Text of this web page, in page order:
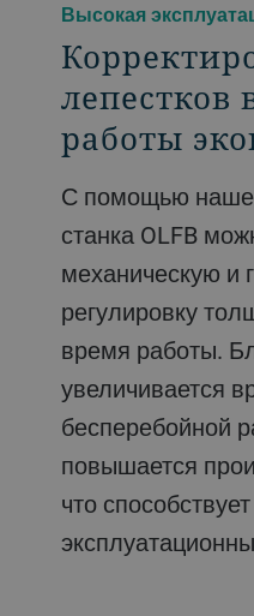
Высокая
лепестков
работы
С помощью
станка OLFB
механическую и
регулировку
время работы.
увеличивается
бесперебойной
повышается
что